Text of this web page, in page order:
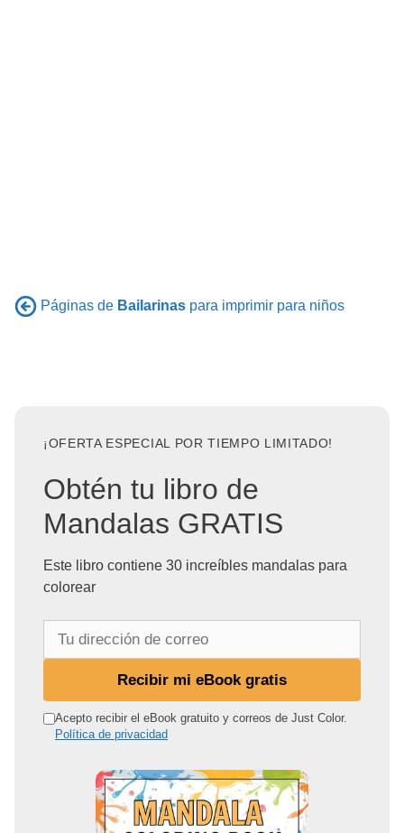
Páginas de Bailarinas para imprimir para niños
¡OFERTA ESPECIAL POR TIEMPO LIMITADO!
Obtén tu libro de
Mandalas GRATIS
Este libro contiene 30 increíbles mandalas para
colorear
r
Recibir mi eBook gratis
Acepto recibir el eBook gratuito y correos de Just Color.
Política de privacidad